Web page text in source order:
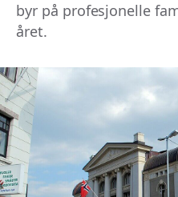
byr på profesjonelle
året.